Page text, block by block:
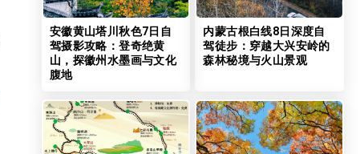
安徽黄山塔川秋色7日自
驾摄影攻略：登奇绝黄
山，探徽州水墨画与文化
腹地
内蒙古根白线8日深度自
驾徒步：穿越大兴安岭的
森林秘境与火山景观